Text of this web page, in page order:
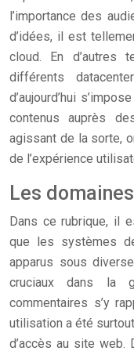
l’importance des
d’idées, il est
cloud. En d’autres
différents
d’aujourd’hui
contenus auprès
agissant de la sorte,
de l’expérience
Les
Dans ce rubrique, il
que les systèmes
apparus sous
cruciaux dans la
commentaires s’y
utilisation a été
d’accès au site web.